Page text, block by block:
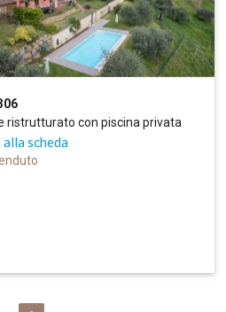
ristrutturato con piscina privata
alla scheda